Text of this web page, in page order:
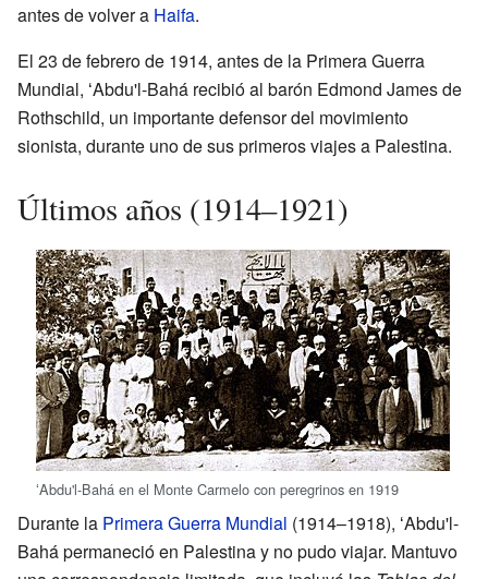
antes de volver a Haifa.
El 23 de febrero de 1914, antes de la Primera Guerra
Mundial, ʻAbdu'l-Bahá recibió al barón Edmond James de
Rothschild, un importante defensor del movimiento
sionista, durante uno de sus primeros viajes a Palestina.
Últimos años (1914–1921)
ʻAbdu'l-Bahá en el Monte Carmelo con peregrinos en 1919
Durante la Primera Guerra Mundial (1914–1918), ʻAbdu'l-
Bahá permaneció en Palestina y no pudo viajar. Mantuvo